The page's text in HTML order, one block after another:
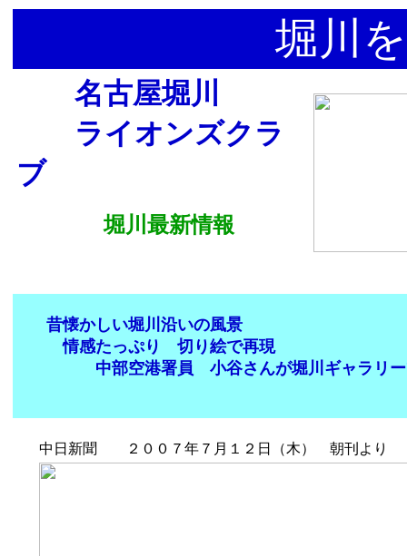
堀川
名古屋堀川
ライオンズクラ
ブ
堀川最新情報
昔懐かしい堀川沿いの風景
情感たっぷり 切り絵で再現
中部空港署員 小谷さんが堀川ギャラリー
中日新聞 ２００７年７月１２日（木） 朝刊より